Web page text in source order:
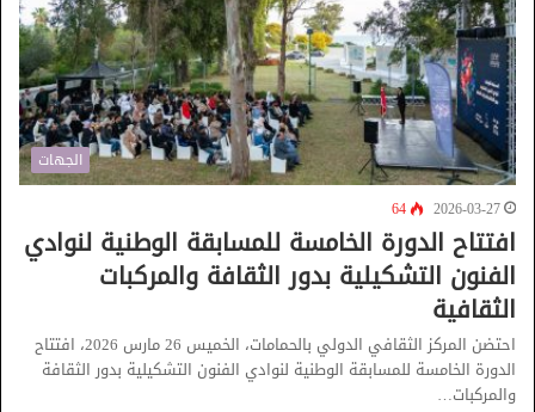
الجهات
2026-03-27
64
افتتاح الدورة الخامسة للمسابقة الوطنية لنوادي
الفنون التشكيلية بدور الثقافة والمركبات
الثقافية
احتضن المركز الثقافي الدولي بالحمامات، الخميس 26 مارس 2026، افتتاح
الدورة الخامسة للمسابقة الوطنية لنوادي الفنون التشكيلية بدور الثقافة
والمركبات…